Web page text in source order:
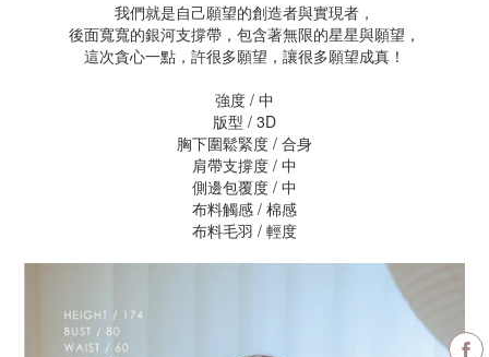
我們就是自己願望的創造者與實現者，
後面寬寬的銀河支撐帶，包含著無限的星星與願望，
這次貪心一點，許很多願望，讓很多願望成真！
強度 / 中
版型 / 3D
胸下圍鬆緊度 / 合身
肩帶支撐度 / 中
側邊包覆度 / 中
布料觸感 / 棉感
布料毛羽 / 輕度